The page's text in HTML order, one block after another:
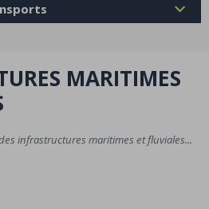
MARITIMES
infrastructures maritimes et fluviales...